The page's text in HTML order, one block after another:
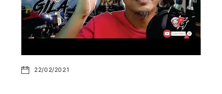
22/02/2021